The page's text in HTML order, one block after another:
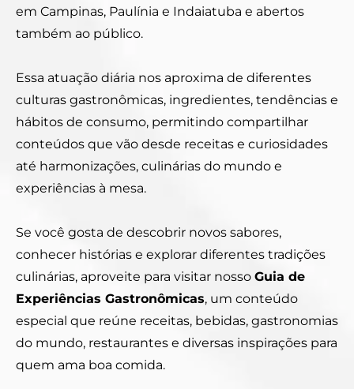
em Campinas, Paulínia e Indaiatuba e abertos
também ao público.
Essa atuação diária nos aproxima de diferentes
culturas gastronômicas, ingredientes, tendências e
hábitos de consumo, permitindo compartilhar
conteúdos que vão desde receitas e curiosidades
até harmonizações, culinárias do mundo e
experiências à mesa.
Se você gosta de descobrir novos sabores,
conhecer histórias e explorar diferentes tradições
culinárias, aproveite para visitar nosso Guia de
Experiências Gastronômicas, um conteúdo
especial que reúne receitas, bebidas, gastronomias
do mundo, restaurantes e diversas inspirações para
quem ama boa comida.